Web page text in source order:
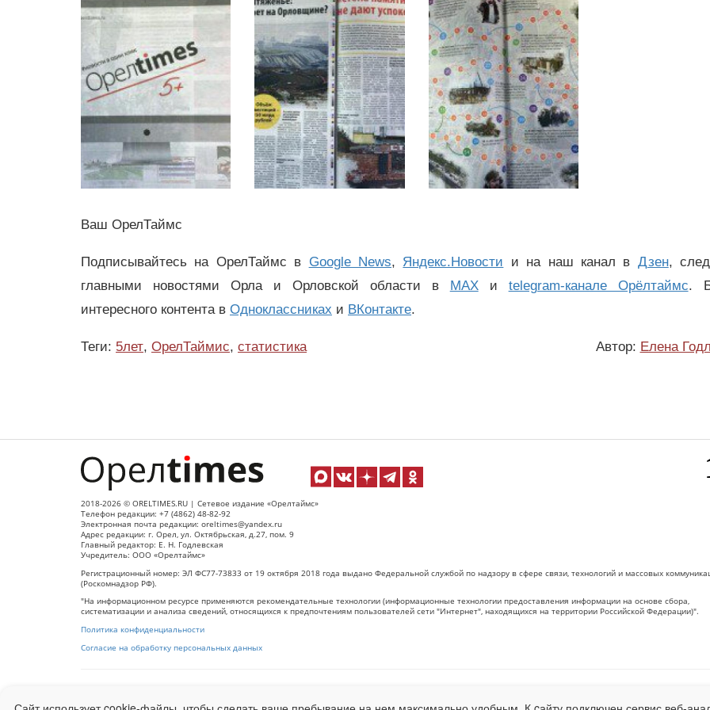
Ваш ОрелТаймс
Подписывайтесь на ОрелТаймс в Google News, Яндекс.Новости и на наш канал в Дзен,
главными новостями Орла и Орловской области в
MAXи telegram-канале Орёлтаймс.
интересного контента в Одноклассниках и ВКонтакте.
Теги: 5лет, ОрелТаймис, статистика Автор: Елена
2018-2026 © ORELTIMES.RU | Сетевое издание «Орелтаймс»
Телефон редакции: +7 (4862) 48-82-92
Электронная почта редакции: oreltimes@yandex.ru
Адрес редакции: г. Орел, ул. Октябрьская, д.27, пом. 9
Главный редактор: Е. Н. Годлевская
Учредитель: ООО «Орелтаймс»
Регистрационный номер: ЭЛ ФС77-73833 от 19 октября 2018 года выдано Федеральной службой по надзору в сфере связи, технологий и массовых
(Роскомнадзор РФ).
"На информационном ресурсе применяются рекомендательные технологии (информационные технологии предоставления информации на основе сбора,
систематизации и анализа сведений, относящихся к предпочтениям пользователей сети "Интернет", находящихся на территории Российской Федерации)".
Политика конфиденциальности
Согласие на обработку персональных данных